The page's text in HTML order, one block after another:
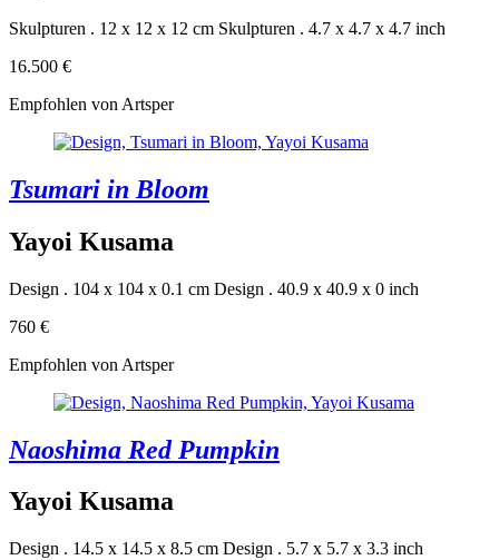
Skulpturen . 12 x 12 x 12 cm Skulpturen . 4.7 x 4.7 x 4.7 inch
16.500 €
Empfohlen von Artsper
Tsumari in Bloom
Yayoi Kusama
Design . 104 x 104 x 0.1 cm Design . 40.9 x 40.9 x 0 inch
760 €
Empfohlen von Artsper
Naoshima Red Pumpkin
Yayoi Kusama
Design . 14.5 x 14.5 x 8.5 cm Design . 5.7 x 5.7 x 3.3 inch